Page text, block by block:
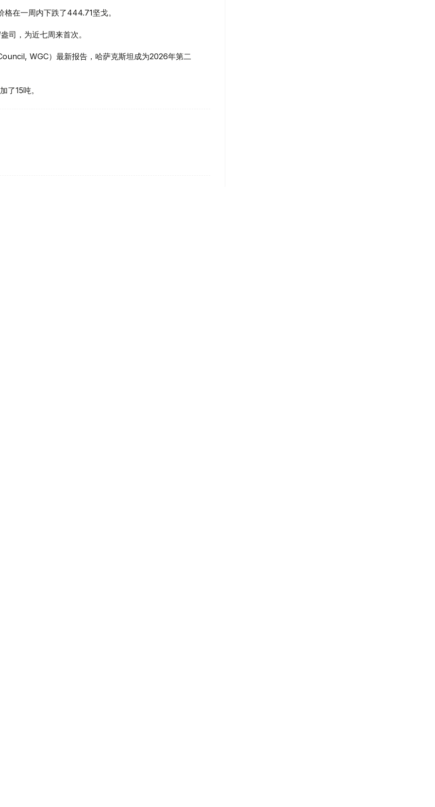
在一周内下跌了444.71坚戈。
司，为近七周来首次。
WGC）最新报告，哈萨克斯坦成为2026年第二
了15吨。